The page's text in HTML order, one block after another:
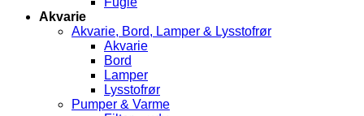
Akvarie
Akvarie, Bord, Lamper & Lysstofrør
Akvarie
Bord
Lamper
Lysstofrør
Pumper & Varme